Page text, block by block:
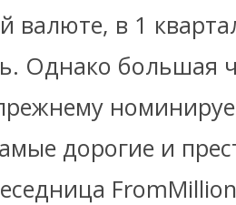
валюте, в 1
Однако большая
дорогие и